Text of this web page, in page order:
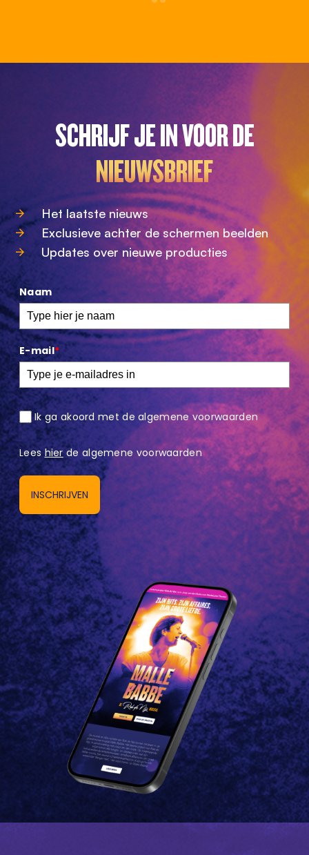
SCHRIJF JE IN VOOR DE
NIEUWSBRIEF
Het laatste nieuws
Exclusieve achter de schermen beelden
Updates over nieuwe producties
Naam
E-mail*
Ik ga akoord met de algemene voorwaarden
Leeshierde algemene voorwaarden
INSCHRIJVEN